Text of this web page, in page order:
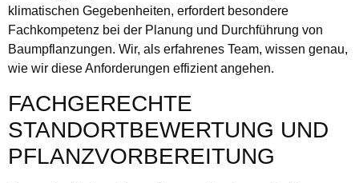
klimatischen Gegebenheiten, erfordert besondere
Fachkompetenz bei der Planung und Durchführung von
Baumpflanzungen. Wir, als erfahrenes Team, wissen genau,
wie wir diese Anforderungen effizient angehen.
FACHGERECHTE
STANDORTBEWERTUNG UND
PFLANZVORBEREITUNG